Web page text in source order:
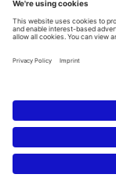
Miska toaletowa
DuraStyle